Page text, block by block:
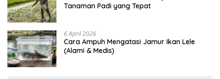
Tanaman Padi yang Tepat
6 April 2026
Cara Ampuh Mengatasi Jamur Ikan Lele
(Alami & Medis)